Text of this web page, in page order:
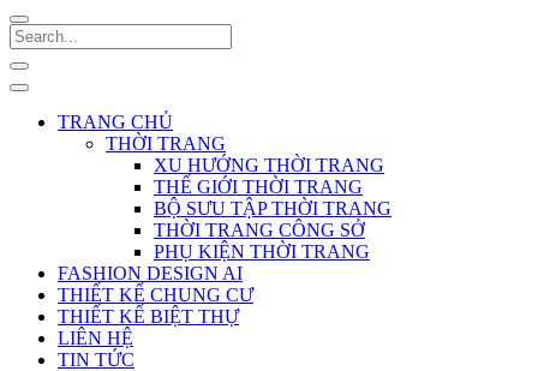
TRANG CHỦ
THỜI TRANG
XU HƯỚNG THỜI TRANG
THẾ GIỚI THỜI TRANG
BỘ SƯU TẬP THỜI TRANG
THỜI TRANG CÔNG SỞ
PHỤ KIỆN THỜI TRANG
FASHION DESIGN AI
THIẾT KẾ CHUNG CƯ
THIẾT KẾ BIỆT THỰ
LIÊN HỆ
TIN TỨC